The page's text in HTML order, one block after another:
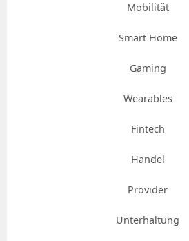
Mobilität
Smart Home
Gaming
Wearables
Fintech
Handel
Provider
Unterhaltung